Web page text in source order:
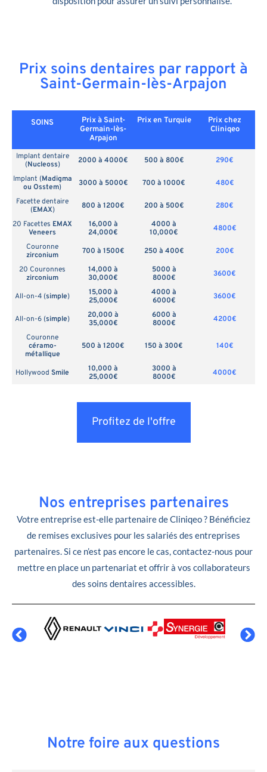
Prix soins dentaires par rapport à
Saint-Germain-lès-Arpajon
SOINS
Prix à Saint-
Germain-lès-
Arpajon
Prix en Turquie
Prix chez
Cliniqeo
Implant dentaire
(Nucleoss) 2000 à 4000€ 500 à 800€
290€
Implant (Madigma
ou Osstem) 3000 à 5000€ 700 à 1000€
480€
Facette dentaire
(EMAX) 800 à 1200€ 200 à 500€
280€
20 Facettes EMAX
Veneers
16,000 à
24,000€
4000 à
10,000€
4800€
Couronne
zirconium
700 à 1500€ 250 à 400€
200€
20 Couronnes
zirconium
14,000 à
30,000€
5000 à
8000€
3600€
All-on-4 (simple)
15,000 à
25,000€
4000 à
6000€
3600€
All-on-6 (simple)
20,000 à
35,000€
6000 à
8000€
4200€
Couronne
céramo-
métallique
500 à 1200€ 150 à 300€ 140€
Hollywood Smile
10,000 à
25,000€
3000 à
8000€
4000€
Profitez de l'offre
Nos entreprises partenaires
Votre entreprise est-elle partenaire de Cliniqeo ? Bénéficiez
de remises exclusives pour les salariés des entreprises
partenaires. Si ce n’est pas encore le cas, contactez-nous pour
mettre en place un partenariat et offrir à vos collaborateurs
des soins dentaires accessibles.
Notre foire aux questions